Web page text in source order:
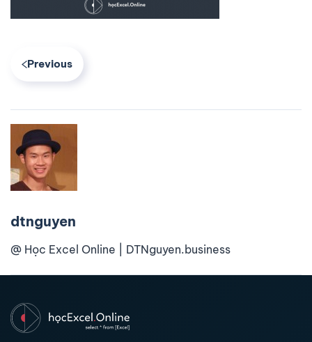
Previous
dtnguyen
@ Học Excel Online | DTNguyen.business